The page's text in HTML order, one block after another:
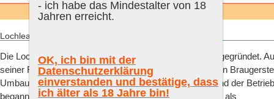
Suchen: Alle
Lochlea Lowland Distillery:
Die Lochlea Destillerie wurde 2015 von John Campbell gegründet.
seiner Rinderfarm begann er damals mit der Aussaat von
Umbau und Lizenzierung waren 2018 abgeschlossen und der Betrieb
begann mit dem destillieren der ersten Lochlea Whiskys als
- ich habe das Mindestalter von 18
Jahren erreicht.
OK, ich bin mit der
Datenschutzerklärung
einverstanden und bestätige, dass
ich älter als 18 Jahre bin!